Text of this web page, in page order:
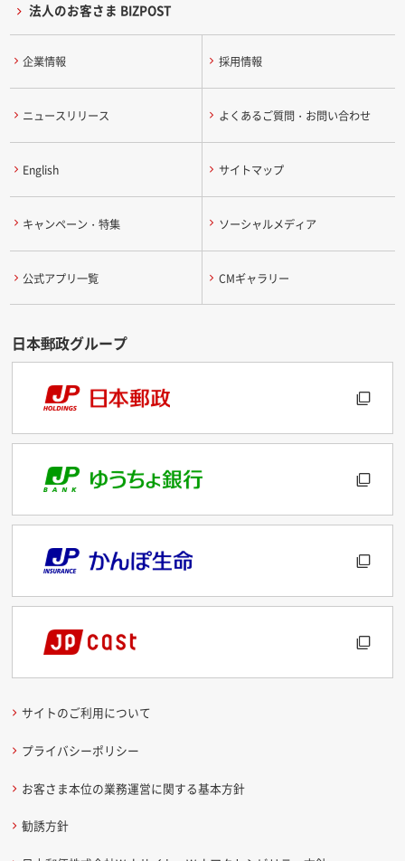
法人のお客さま BIZPOST
企業情報 採用情報
ニュースリリース よくあるご質問・お問い合わせ
English サイトマップ
キャンペーン・特集 ソーシャルメディア
公式アプリ一覧 CMギャラリー
サイトのご利用について
プライバシーポリシー
お客さま本位の業務運営に関する基本方針
勧誘方針